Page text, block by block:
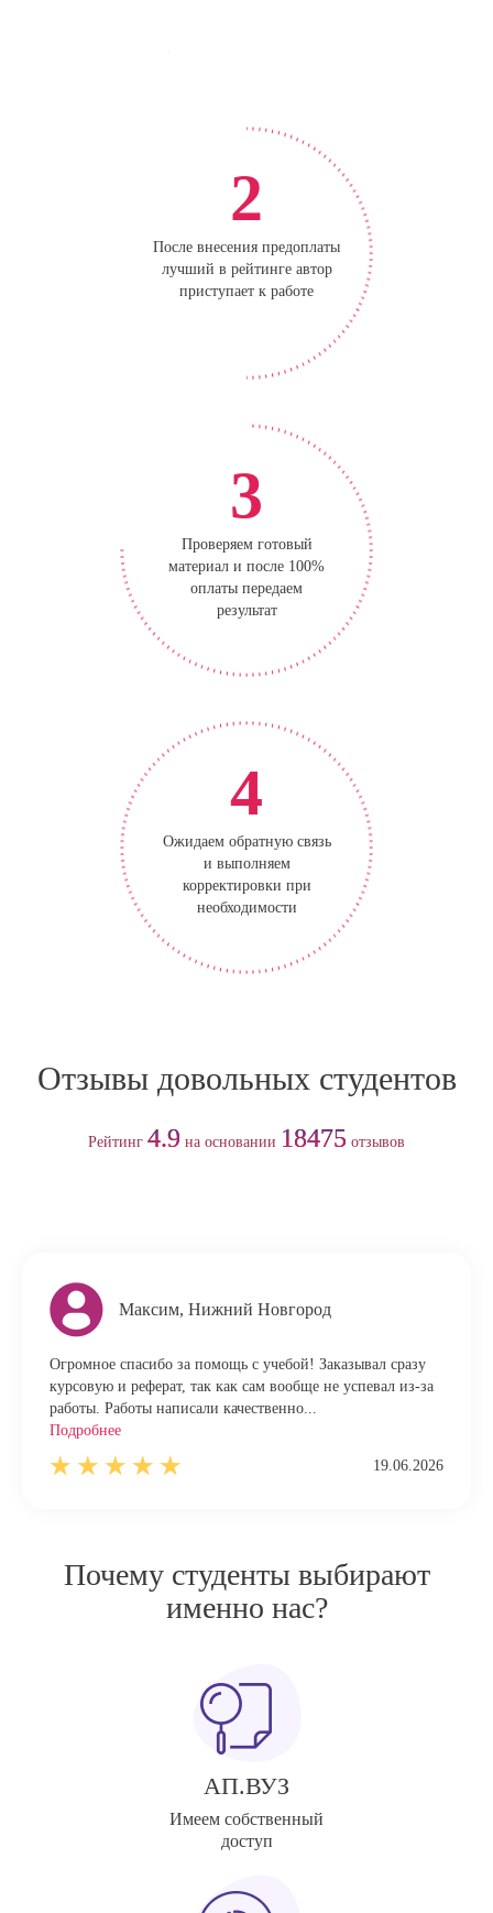
2
После внесения предоплаты
лучший в рейтинге автор
приступает к работе
3
Проверяем готовый
материал и после 100%
оплаты передаем
результат
4
Ожидаем обратную связь
и выполняем
корректировки при
необходимости
Отзывы довольных студентов
Рейтинг 4.9 на основании 18475 отзывов
Максим, Нижний Новгород
Огромное спасибо за помощь с учебой! Заказывал сразу
курсовую и реферат, так как сам вообще не успевал из-за
работы. Работы написали качественно...
Подробнее
19.06.2026
Почему студенты выбирают
именно нас?
АП.ВУЗ
Имеем собственный
доступ